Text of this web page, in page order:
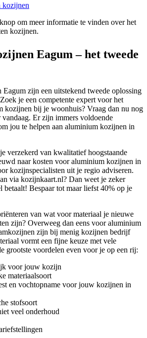
kozijnen
om meer informatie te vinden over het
kozijnen.
Eagum – het tweede
Eagum zijn een uitstekend tweede oplossing
je een competente expert voor het
kozijnen bij je woonhuis? Vraag dan nu nog
vandaag. Er zijn immers voldoende
jou te helpen aan aluminium kozijnen in
verzekerd van kwalitatief hoogstaande
naar kosten voor aluminium kozijnen in
kozijnspecialisten uit je regio adviseren.
via kozijnkaart.nl? Dan weet je zeker
betaalt! Bespaar tot maar liefst 40% op je
van wat voor materiaal je nieuwe
zijn? Overweeg dan eens voor aluminium
zijn bij menig kozijnen bedrijf
vormt een fijne keuze met vele
grootste voordelen even voor je op een rij:
voor jouw kozijn
materiaalsoort
en vochtopname voor jouw kozijnen in
stofsoort
veel onderhoud